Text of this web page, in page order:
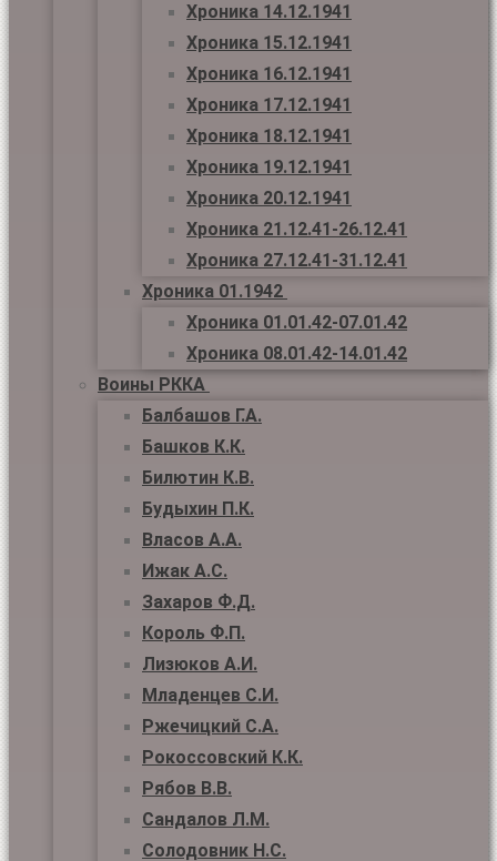
Хроника 14.12.1941
Хроника 15.12.1941
Хроника 16.12.1941
Хроника 17.12.1941
Хроника 18.12.1941
Хроника 19.12.1941
Хроника 20.12.1941
Хроника 21.12.41-26.12.41
Хроника 27.12.41-31.12.41
Хроника 01.1942
Хроника 01.01.42-07.01.42
Хроника 08.01.42-14.01.42
Воины РККА
Балбашов Г.А.
Башков К.К.
Билютин К.В.
Будыхин П.К.
Власов А.А.
Ижак А.С.
Захаров Ф.Д.
Король Ф.П.
Лизюков А.И.
Младенцев С.И.
Ржечицкий С.А.
Рокоссовский К.К.
Рябов В.В.
Сандалов Л.М.
Солодовник Н.С.